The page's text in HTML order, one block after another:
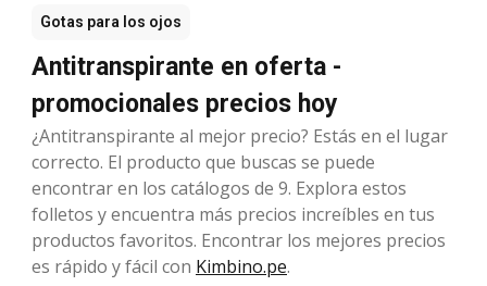
Gotas para los ojos
Antitranspirante en oferta -
promocionales precios hoy
¿Antitranspirante al mejor precio? Estás en el lugar
correcto. El producto que buscas se puede
encontrar en los catálogos de 9. Explora estos
folletos y encuentra más precios increíbles en tus
productos favoritos. Encontrar los mejores precios
es rápido y fácil con Kimbino.pe.